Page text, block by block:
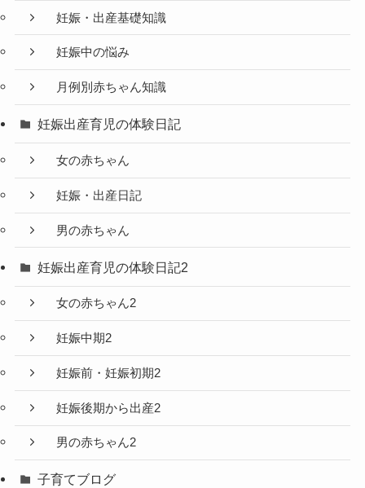
妊娠・出産基礎知識
妊娠中の悩み
月例別赤ちゃん知識
妊娠出産育児の体験日記
女の赤ちゃん
妊娠・出産日記
男の赤ちゃん
妊娠出産育児の体験日記2
女の赤ちゃん2
妊娠中期2
妊娠前・妊娠初期2
妊娠後期から出産2
男の赤ちゃん2
子育てブログ